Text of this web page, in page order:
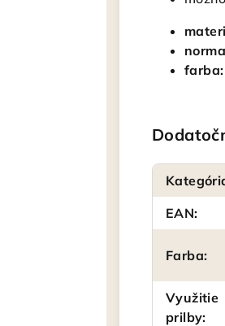
farba:
EAN:
Farba:
Využitie
prilby: